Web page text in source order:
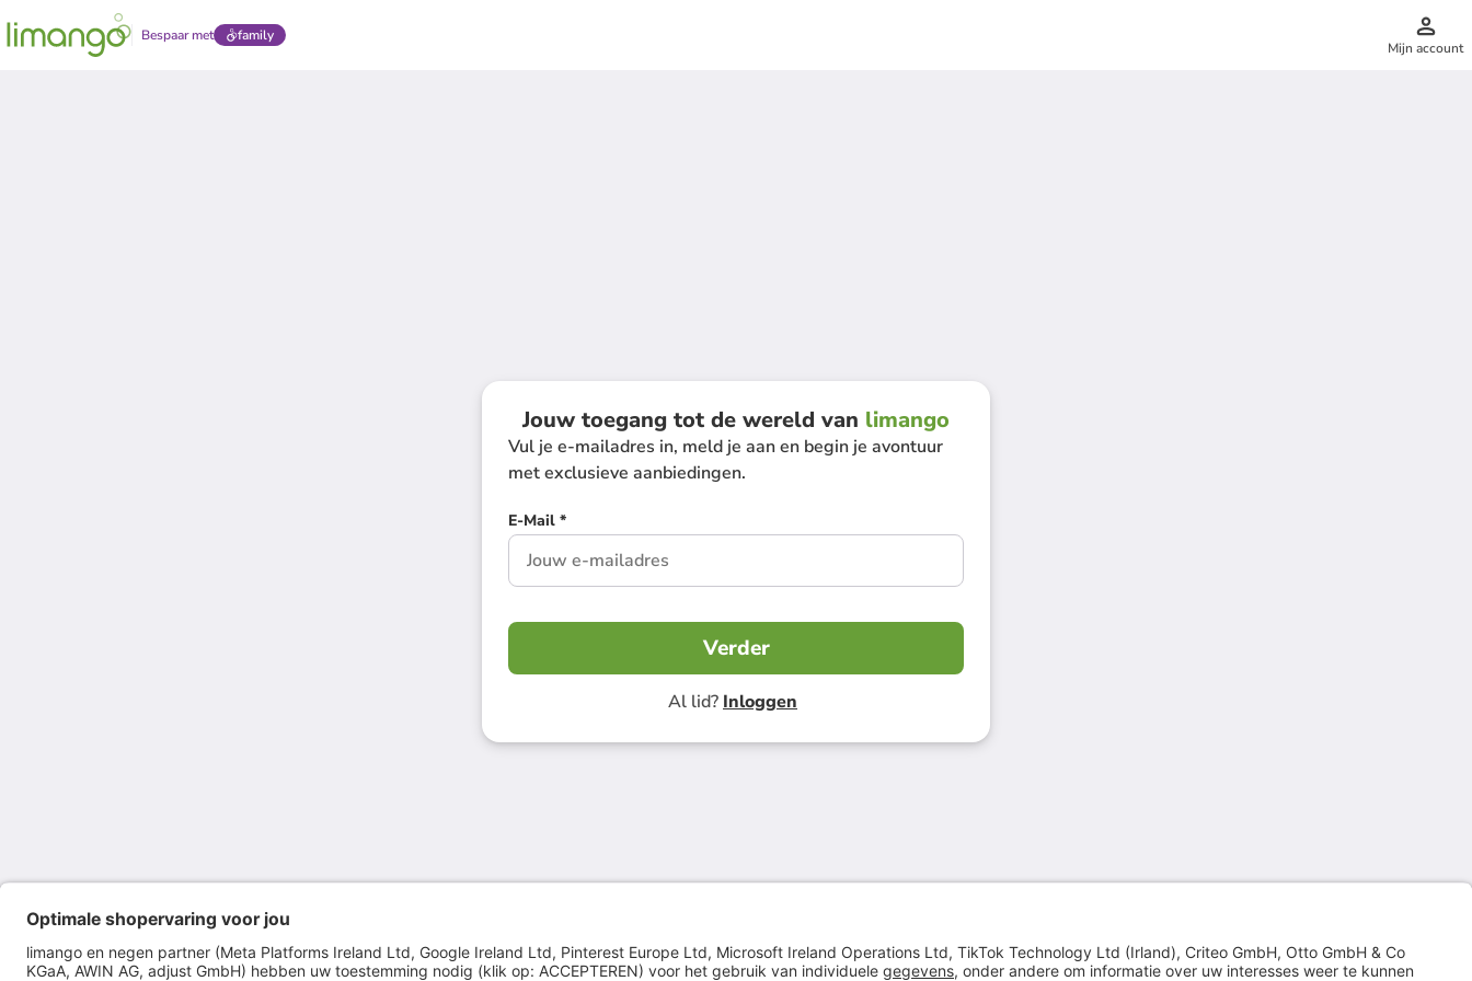
Bespaar met family
Mijn account
Jouw toegang tot de wereld van limango
Vul je e-mailadres in, meld je aan en begin je avontuur
met exclusieve aanbiedingen.
E-Mail *
Verder
Al lid? Inloggen